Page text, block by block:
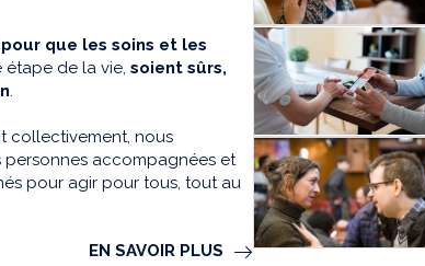
pour que les soins et les
étape de la vie, soient sûrs,
.
collectivement, nous
personnes accompagnées et
pour agir pour tous, tout au
EN SAVOIR PLUS